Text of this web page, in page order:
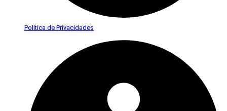
Politica de Privacidades